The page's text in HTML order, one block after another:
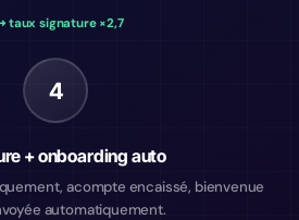
signature ×2,7
4
+ onboarding auto
acompte encaissé, bienvenue
automatiquement.